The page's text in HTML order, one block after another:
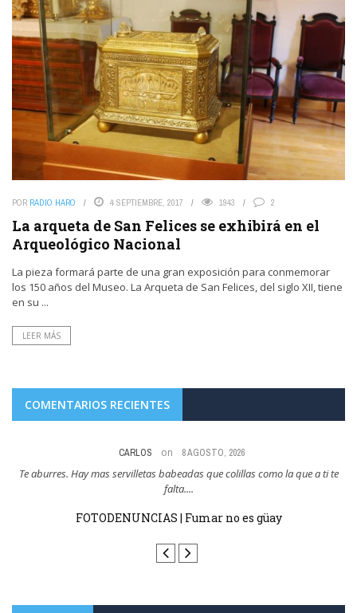
POR RADIO HARO 4 SEPTIEMBRE, 2017 1943 2
La arqueta de San Felices se exhibirá en el
Arqueológico Nacional
La pieza formará parte de una gran exposición para conmemorar
los 150 años del Museo. La Arqueta de San Felices, del siglo XII, tiene
en su ...
LEER MÁS
COMENTARIOS RECIENTES
CARLOS on 8 AGOSTO, 2026
Te aburres. Hay mas servilletas babeadas que colillas como la que a ti te
falta....
FOTODENUNCIAS | Fumar no es güay